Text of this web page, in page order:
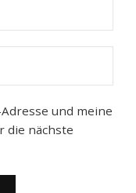
und meine
die nächste